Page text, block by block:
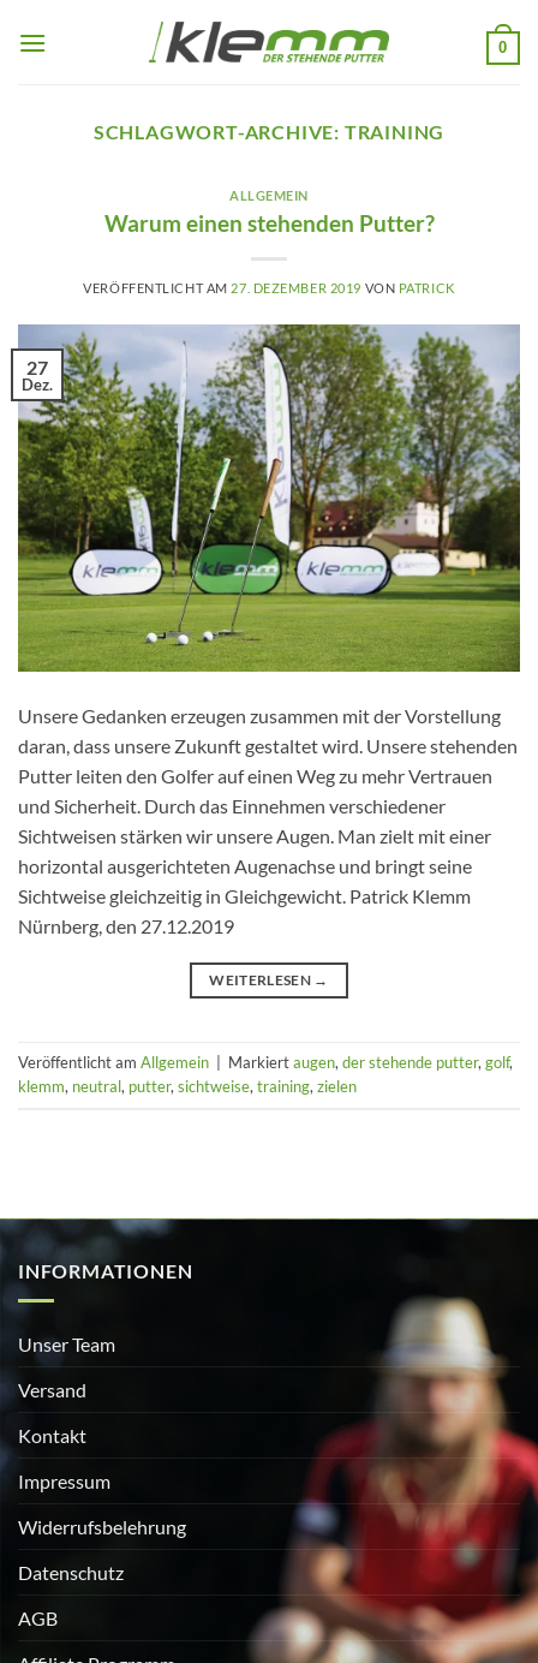
Inhalt
0
SCHLAGWORT-ARCHIVE: TRAINING
ALLGEMEIN
Warum einen stehenden Putter?
VERÖFFENTLICHT AM 27. DEZEMBER 2019 VON PATRICK
27
Dez.
Unsere Gedanken erzeugen zusammen mit der Vorstellung
daran, dass unsere Zukunft gestaltet wird. Unsere stehenden
Putter leiten den Golfer auf einen Weg zu mehr Vertrauen
und Sicherheit. Durch das Einnehmen verschiedener
Sichtweisen stärken wir unsere Augen. Man zielt mit einer
horizontal ausgerichteten Augenachse und bringt seine
Sichtweise gleichzeitig in Gleichgewicht. Patrick Klemm
Nürnberg, den 27.12.2019
WEITERLESEN →
Veröffentlicht am Allgemein Markiertaugen,der stehende putter,golf,
klemm, neutral, putter,sichtweise,training,zielen
INFORMATIONEN
Unser Team
Versand
Kontakt
Impressum
Widerrufsbelehrung
Datenschutz
AGB